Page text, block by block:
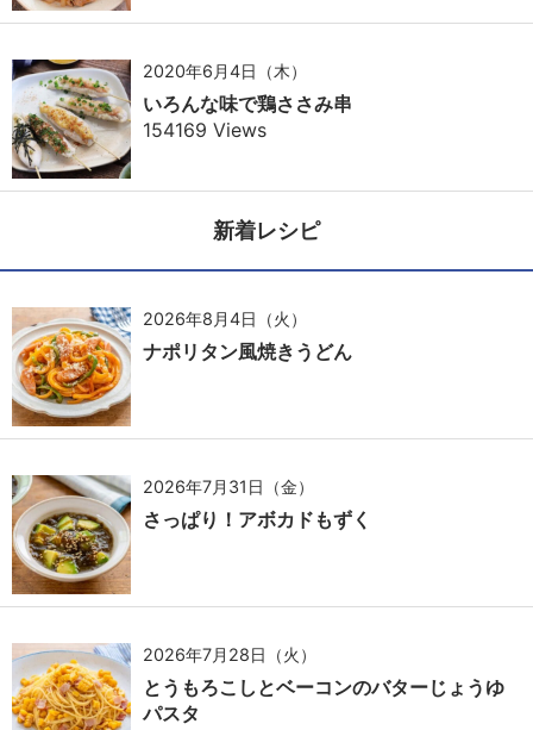
2020年6月4日（木）
いろんな味で鶏ささみ串
154169 Views
新着レシピ
2026年8月4日（火）
ナポリタン風焼きうどん
2026年7月31日（金）
さっぱり！アボカドもずく
2026年7月28日（火）
とうもろこしとベーコンのバターじょうゆ
パスタ